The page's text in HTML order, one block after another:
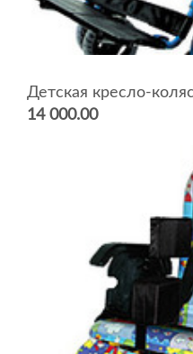
Детская кресло-
14 000.00